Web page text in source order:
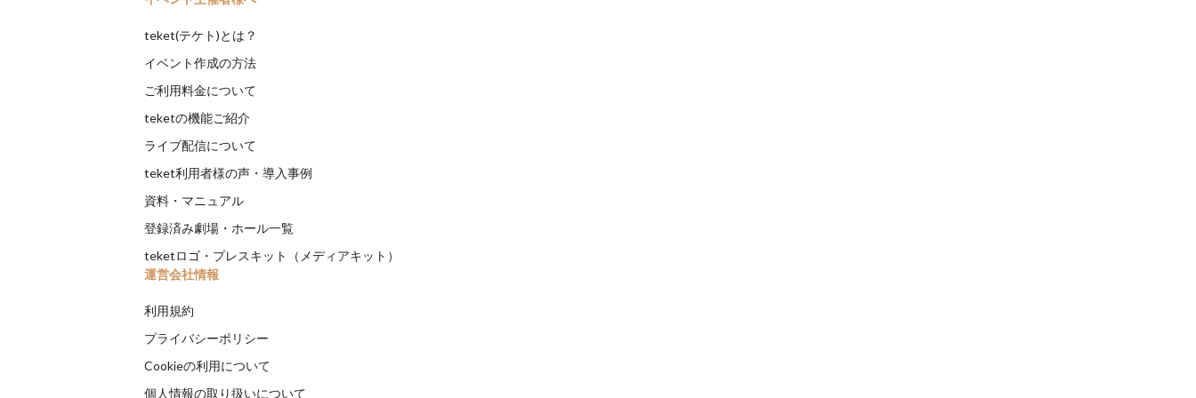
teket(テケト)とは？
イベント作成の方法
ご利用料金について
teketの機能ご紹介
ライブ配信について
teket利用者様の声・導入事例
資料・マニュアル
登録済み劇場・ホール一覧
teketロゴ・プレスキット（メディアキット）
運営会社情報
利用規約
プライバシーポリシー
Cookieの利用について
個人情報の取り扱いについて